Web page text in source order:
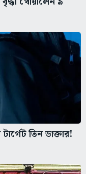
তিন ডাক্তার!